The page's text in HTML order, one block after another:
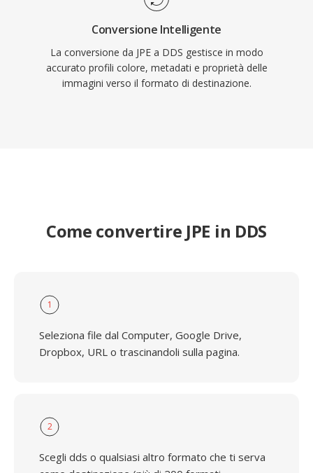
Conversione Intelligente
La conversione da JPE a DDS gestisce in modo
accurato profili colore, metadati e proprietà delle
immagini verso il formato di destinazione.
Come convertire JPE in DDS
1
Seleziona file dal Computer, Google Drive,
Dropbox, URL o trascinandoli sulla pagina.
2
Scegli dds o qualsiasi altro formato che ti serva